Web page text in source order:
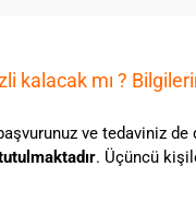
kalacak mı ?
ve tedaviniz de
. Üçüncü